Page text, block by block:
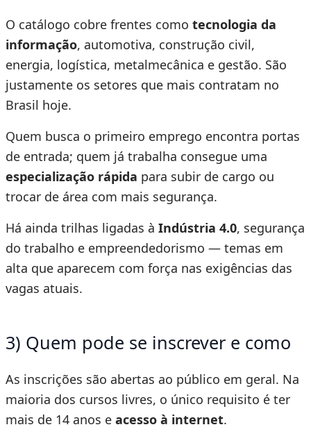
O catálogo cobre frentes como tecnologia da
informação, automotiva, construção civil,
energia, logística, metalmecânica e gestão. São
justamente os setores que mais contratam no
Brasil hoje.
Quem busca o primeiro emprego encontra portas
de entrada; quem já trabalha consegue uma
especialização rápida para subir de cargo ou
trocar de área com mais segurança.
Há ainda trilhas ligadas à Indústria 4.0, segurança
do trabalho e empreendedorismo — temas em
alta que aparecem com força nas exigências das
vagas atuais.
3) Quem pode se inscrever e como
As inscrições são abertas ao público em geral. Na
maioria dos cursos livres, o único requisito é ter
mais de 14 anos e acesso à internet.